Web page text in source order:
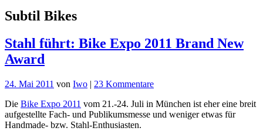
Subtil Bikes
Stahl führt: Bike Expo 2011 Brand New
Award
24. Mai 2011 von Iwo | 23 Kommentarezu
führt:
Bike
Die Bike Expo 2011 vom 21.-24. Juli in München ist eher eine breit
aufgestellte Fach- und Publikumsmesse und weniger etwas für
Handmade- bzw. Stahl-Enthusiasten.